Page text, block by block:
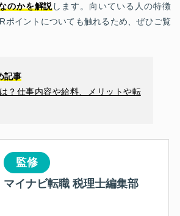
のかを解説 します。向いている人の特徴
ポイントについても触れるため、ぜひご覧
記事
？仕事内容や給料、メリットや転
監修
マイナビ転職 税理士編集部